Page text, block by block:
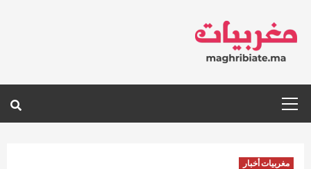
content
Menu
مغربيات أخبار